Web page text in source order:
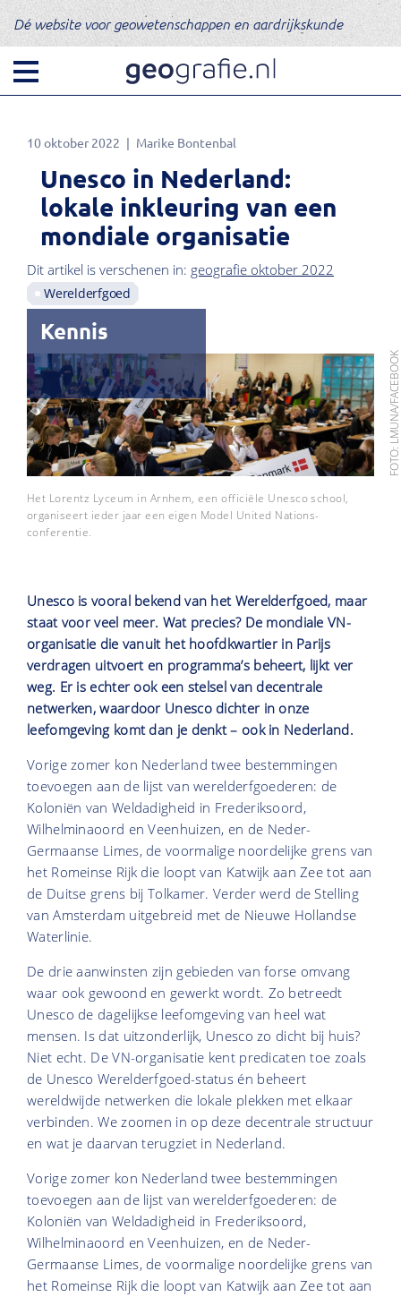
Dé website voor geowetenschappen en aardrijkskunde
10 oktober 2022 Marike Bontenbal
Unesco in Nederland:
lokale inkleuring van een
mondiale organisatie
Dit artikel is verschenen in: geografie oktober 2022
Werelderfgoed
Kennis
FOTO: LMUNA/FACEBOOK
Het Lorentz Lyceum in Arnhem, een officiële Unesco school,
organiseert ieder jaar een eigen Model United Nations-
conferentie.
Unesco is vooral bekend van het Werelderfgoed, maar
staat voor veel meer. Wat precies? De mondiale VN-
organisatie die vanuit het hoofdkwartier in Parijs
verdragen uitvoert en programma’s beheert, lijkt ver
weg. Er is echter ook een stelsel van decentrale
netwerken, waardoor Unesco dichter in onze
leefomgeving komt dan je denkt – ook in Nederland.
Vorige zomer kon Nederland twee bestemmingen
toevoegen aan de lijst van werelderfgoederen: de
Koloniën van Weldadigheid in Frederiksoord,
Wilhelminaoord en Veenhuizen, en de Neder-
Germaanse Limes, de voormalige noordelijke grens van
het Romeinse Rijk die loopt van Katwijk aan Zee tot aan
de Duitse grens bij Tolkamer. Verder werd de Stelling
van Amsterdam uitgebreid met de Nieuwe Hollandse
Waterlinie.
De drie aanwinsten zijn gebieden van forse omvang
waar ook gewoond en gewerkt wordt. Zo betreedt
Unesco de dagelijkse leefomgeving van heel wat
mensen. Is dat uitzonderlijk, Unesco zo dicht bij huis?
Niet echt. De VN-organisatie kent predicaten toe zoals
de Unesco Werelderfgoed-status én beheert
wereldwijde netwerken die lokale plekken met elkaar
verbinden. We zoomen in op deze decentrale structuur
en wat je daarvan terugziet in Nederland.
Vorige zomer kon Nederland twee bestemmingen
toevoegen aan de lijst van werelderfgoederen: de
Koloniën van Weldadigheid in Frederiksoord,
Wilhelminaoord en Veenhuizen, en de Neder-
Germaanse Limes, de voormalige noordelijke grens van
het Romeinse Rijk die loopt van Katwijk aan Zee tot aan